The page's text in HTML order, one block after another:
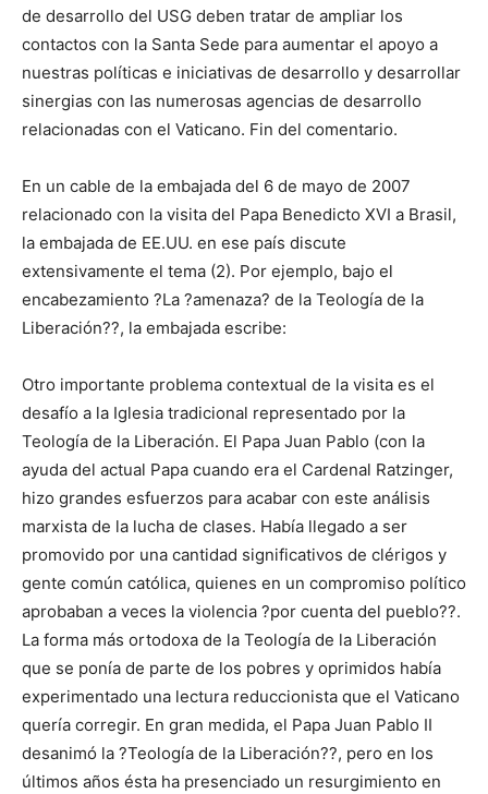
de desarrollo del USG deben tratar de ampliar los
contactos con la Santa Sede para aumentar el apoyo a
nuestras políticas e iniciativas de desarrollo y desarrollar
sinergias con las numerosas agencias de desarrollo
relacionadas con el Vaticano. Fin del comentario.
En un cable de la embajada del 6 de mayo de 2007
relacionado con la visita del Papa Benedicto XVI a Brasil,
la embajada de EE.UU. en ese país discute
extensivamente el tema (2). Por ejemplo, bajo el
encabezamiento ?La ?amenaza? de la Teología de la
Liberación??, la embajada escribe:
Otro importante problema contextual de la visita es el
desafío a la Iglesia tradicional representado por la
Teología de la Liberación. El Papa Juan Pablo (con la
ayuda del actual Papa cuando era el Cardenal Ratzinger,
hizo grandes esfuerzos para acabar con este análisis
marxista de la lucha de clases. Había llegado a ser
promovido por una cantidad significativos de clérigos y
gente común católica, quienes en un compromiso político
aprobaban a veces la violencia ?por cuenta del pueblo??.
La forma más ortodoxa de la Teología de la Liberación
que se ponía de parte de los pobres y oprimidos había
experimentado una lectura reduccionista que el Vaticano
quería corregir. En gran medida, el Papa Juan Pablo II
desanimó la ?Teología de la Liberación??, pero en los
últimos años ésta ha presenciado un resurgimiento en